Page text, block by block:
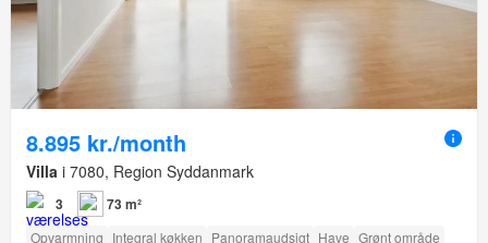
8.895 kr./month
Villa i 7080, Region Syddanmark
3 73 m²
Opvarmning Integral køkken Panoramaudsigt Have Grønt område